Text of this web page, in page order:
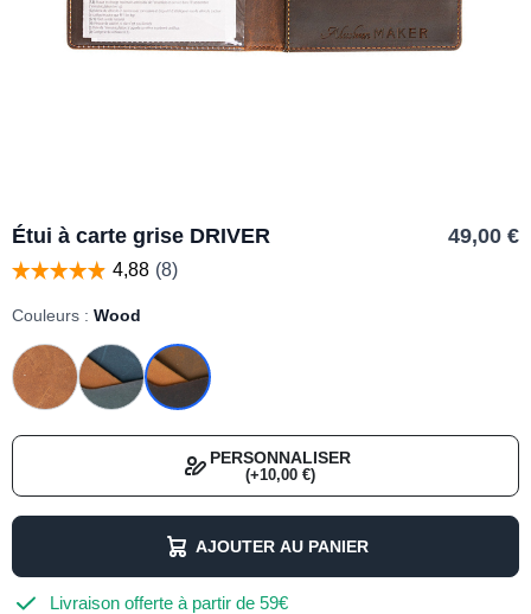
Étui à carte grise DRIVER 49,00 €
Couleurs : Wood
PERSONNALISER
(+10,00 €)
AJOUTER AU PANIER
Livraison offerte à partir de 59€